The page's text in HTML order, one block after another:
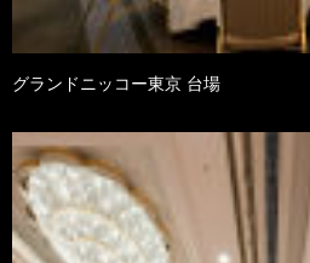
グランドニッコー東京 台場